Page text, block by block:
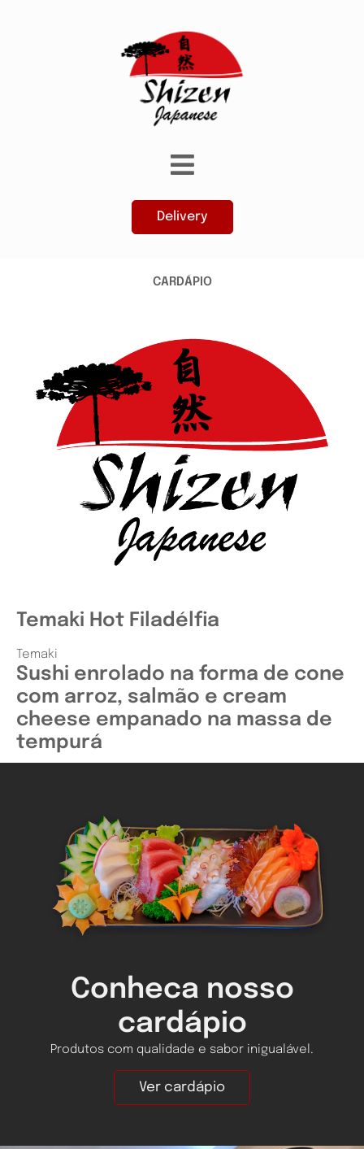
Delivery
CARDÁPIO
Temaki Hot Filadélfia
Temaki
Sushi enrolado na forma de cone
com arroz, salmão e cream
cheese empanado na massa de
tempurá
Conheca nosso
cardápio
Produtos com qualidade e sabor inigualável.
Ver cardápio